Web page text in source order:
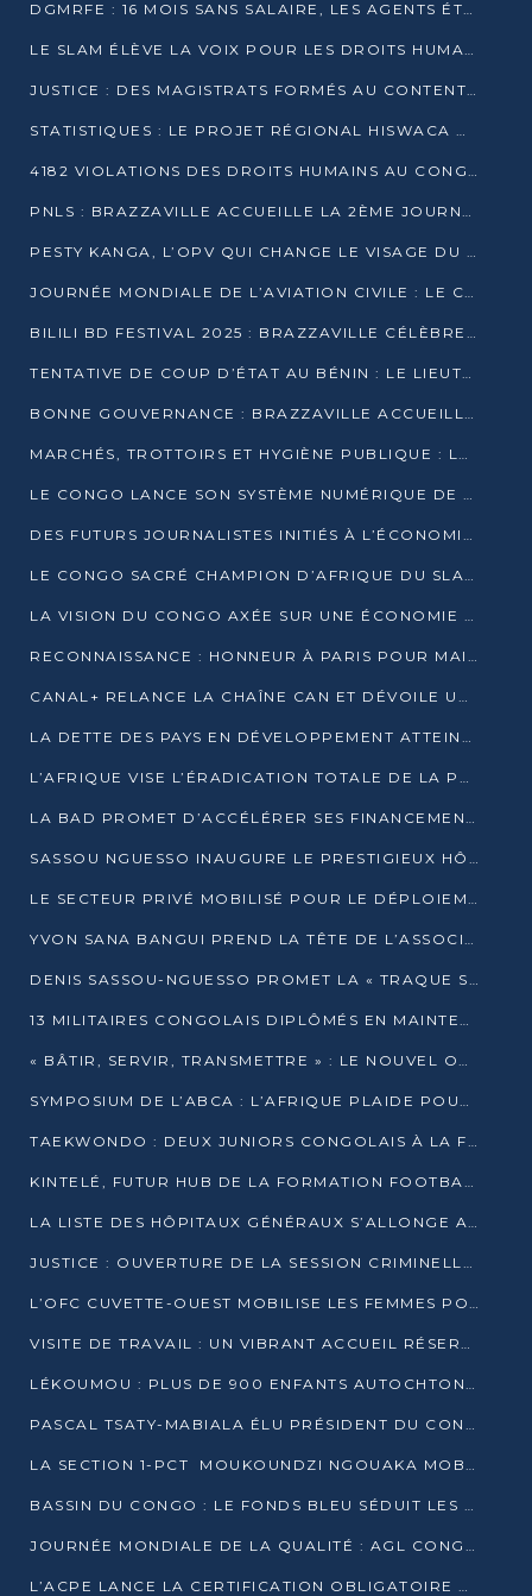
DGMRFE : 16 MOIS SANS SALAIRE, LES AGENTS ÉTOUFFENT DANS LE SILENCE
LE SLAM ÉLÈVE LA VOIX POUR LES DROITS HUMAINS À BRAZZAVILLE
JUSTICE : DES MAGISTRATS FORMÉS AU CONTENTIEUX DE LA PROPRIÉTÉ INTELLECTUELLE
STATISTIQUES : LE PROJET RÉGIONAL HISWACA OFFICIELLEMENT LANCÉ AU CONGO
4182 VIOLATIONS DES DROITS HUMAINS AU CONGO EN 2025 SELON LE CAD
PNLS : BRAZZAVILLE ACCUEILLE LA 2ÈME JOURNÉE SCIENTIFIQUE SUR LE VIH/SIDA
PESTY KANGA, L’OPV QUI CHANGE LE VISAGE DU REPORTAGE AU CONGO
JOURNÉE MONDIALE DE L’AVIATION CIVILE : LE CONGO MISE SUR L’INNOVATION ET LA SÉCURITÉ
BILILI BD FESTIVAL 2025 : BRAZZAVILLE CÉLÈBRE DIX ANS DE CRÉATION GRAPHIQUE AFRICAINE
TENTATIVE DE COUP D’ÉTAT AU BÉNIN : LE LIEUTENANT-COLONEL TIGRI S’AUTOPROCLAME CHEF D’UN COMITÉ MILITAIRE
BONNE GOUVERNANCE : BRAZZAVILLE ACCUEILLE LES PREMIÈRES JOURNÉES CONGOLAISES DE L’ÉVALUATION
MARCHÉS, TROTTOIRS ET HYGIÈNE PUBLIQUE : LE GOUVERNEMENT DURCIT LE TON
LE CONGO LANCE SON SYSTÈME NUMÉRIQUE DE VÉRIFICATION DU BOIS
DES FUTURS JOURNALISTES INITIÉS À L’ÉCONOMIE BLEUE DURABLE
LE CONGO SACRÉ CHAMPION D’AFRIQUE DU SLAM 2025
LA VISION DU CONGO AXÉE SUR UNE ÉCONOMIE BAS CARBONE AU RENDEZ-VOUS DE MONACO 2025
RECONNAISSANCE : HONNEUR À PARIS POUR MAIXENT RAOUL OMINGA
CANAL+ RELANCE LA CHAÎNE CAN ET DÉVOILE UNE OFFRE EXCEPTIONNELLE POUR DÉCEMBRE
LA DETTE DES PAYS EN DÉVELOPPEMENT ATTEINT UN SOMMET HISTORIQUE ENTRE 2022 ET 2024
L’AFRIQUE VISE L’ÉRADICATION TOTALE DE LA POLIOMYÉLITE D’ICI 2026
LA BAD PROMET D’ACCÉLÉRER SES FINANCEMENTS AVEC LE MINISTÈRE DE L’ASSAINISSEMENT
SASSOU NGUESSO INAUGURE LE PRESTIGIEUX HÔTEL KEMPINSKI BRAZZAVILLE
LE SECTEUR PRIVÉ MOBILISÉ POUR LE DÉPLOIEMENT DE 19 MINI-CENTRALES SOLAIRES
YVON SANA BANGUI PREND LA TÊTE DE L’ASSOCIATION DES BANQUES CENTRALES AFRICAINES
DENIS SASSOU-NGUESSO PROMET LA « TRAQUE SANS RELÂCHE » DU GRAND BANDITISME
13 MILITAIRES CONGOLAIS DIPLÔMÉS EN MAINTENANCE INDUSTRIELLE APRÈS TROIS ANS DE FORMATION À L’UNIVERSITÉ MARIEN-NGOUABI
« BÂTIR, SERVIR, TRANSMETTRE » : LE NOUVEL OUVRAGE QUI INTERPELLE LES COLLECTIVITÉS
SYMPOSIUM DE L’ABCA : L’AFRIQUE PLAIDE POUR UN FINANCEMENT CLIMATIQUE ÉQUITABLE
TAEKWONDO : DEUX JUNIORS CONGOLAIS À LA FINALE D’OPEN SYRIES 2025 À ABIDJAN
KINTELÉ, FUTUR HUB DE LA FORMATION FOOTBALLISTIQUE AFRICAINE ?
LA LISTE DES HÔPITAUX GÉNÉRAUX S’ALLONGE AU CONGO
JUSTICE : OUVERTURE DE LA SESSION CRIMINELLE À BRAZZAVILLE AVEC 52 DOSSIERS AU RÔLE
L’OFC CUVETTE-OUEST MOBILISE LES FEMMES POUR ACCUEILLIR LE PRÉSIDENT DE LA RÉPUBLIQUE
VISITE DE TRAVAIL : UN VIBRANT ACCUEIL RÉSERVÉ À DENIS SASSOU-N’GUESSO PAR L’ASSOCIATION « LES AMIS DE WOMO »
LÉKOUMOU : PLUS DE 900 ENFANTS AUTOCHTONES REÇOIVENT DES KITS SCOLAIRES GRÂCE À L’ESPACE OPOKO
PASCAL TSATY-MABIALA ÉLU PRÉSIDENT DU CONSEIL NATIONAL DE L’UPADS
LA SECTION 1-PCT MOUKOUNDZI NGOUAKA MOBILISE 100 000 FCFA POUR LE 6ᵉ CONGRÈS DU PARTI
BASSIN DU CONGO : LE FONDS BLEU SÉDUIT LES BAILLEURS À BELÉM
JOURNÉE MONDIALE DE LA QUALITÉ : AGL CONGO FORME ET SENSIBILISE LES JEUNES TALENTS
L’ACPE LANCE LA CERTIFICATION OBLIGATOIRE DES CONTRATS DE TRAVAIL DES TRANSPORTEURS